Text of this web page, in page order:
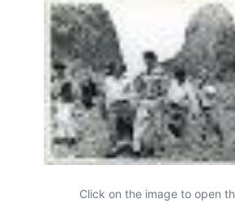
Click on the image to open